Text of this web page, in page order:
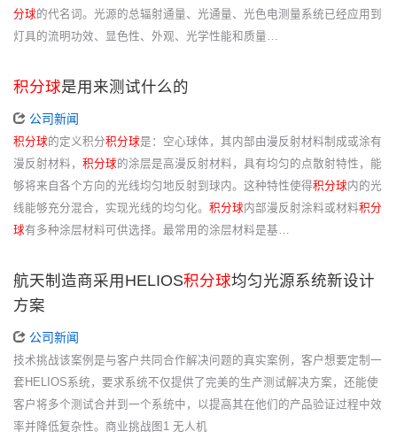
分球 的代名词。光源的总辐射通量、光通量、光色电测量系统已经应用到
灯具的流明功效、显色性、外观、光学性能和质量…
积分球是用来测试什么的
公司新闻
积分球 的定义积分积分球是：空心球体，其内部由漫反射材料制成或涂有
漫反射材料， 积分球 的涂层是高漫反射材料，具有均匀的点散射特性，能
够将来自各个方向的光线均匀地反射到球内。这种特性使得积分球 内的光
线能够充分混合，实现光线的均匀化。 积分球 内部漫反射涂料或材料积分
球有多种涂层材料可供选择。最常用的涂层材料是基…
航天制造商采用HELIOS积分球均匀光源系统新设计
方案
公司新闻
技术挑战该案例是与客户共同合作解决问题的真实案例，客户想要定制一
套HELIOS系统，要求系统不仅提供了完美的生产测试解决方案，还能使
客户将多个测试合并到一个系统中，以提高其在他们的产品验证过程中效
率并降低复杂性。商业挑战图1 无人机